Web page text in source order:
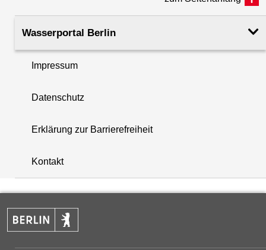
+
−
Wasserportal Berlin
Impressum
Datenschutz
Erklärung zur Barrierefreiheit
Kontakt